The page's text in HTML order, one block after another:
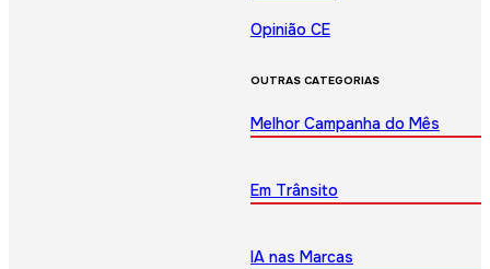
Opinião CE
OUTRAS CATEGORIAS
Melhor Campanha do Mês
Em Trânsito
IA nas Marcas